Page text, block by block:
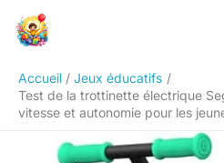
Accueil
Jeux éducatifs
Test de la trottinette électrique
vitesse et autonomie pour les
Rechercher